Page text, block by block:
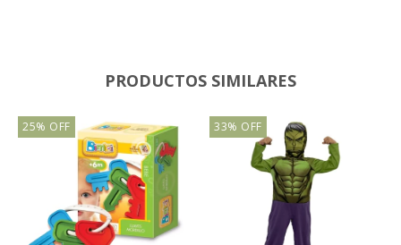
PRODUCTOS SIMILARES
25% OFF 33% OFF